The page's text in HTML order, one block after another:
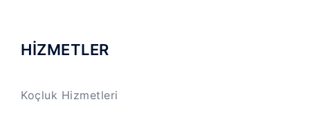
HİZMETLER
Koçluk Hizmetleri